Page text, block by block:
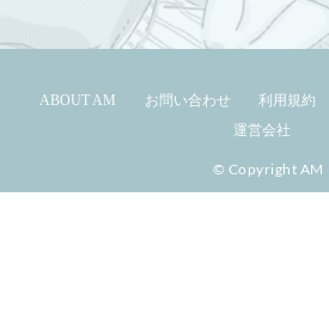
ABOUT AM お問い合わせ 利用規約
運営会社
© Copyright AM